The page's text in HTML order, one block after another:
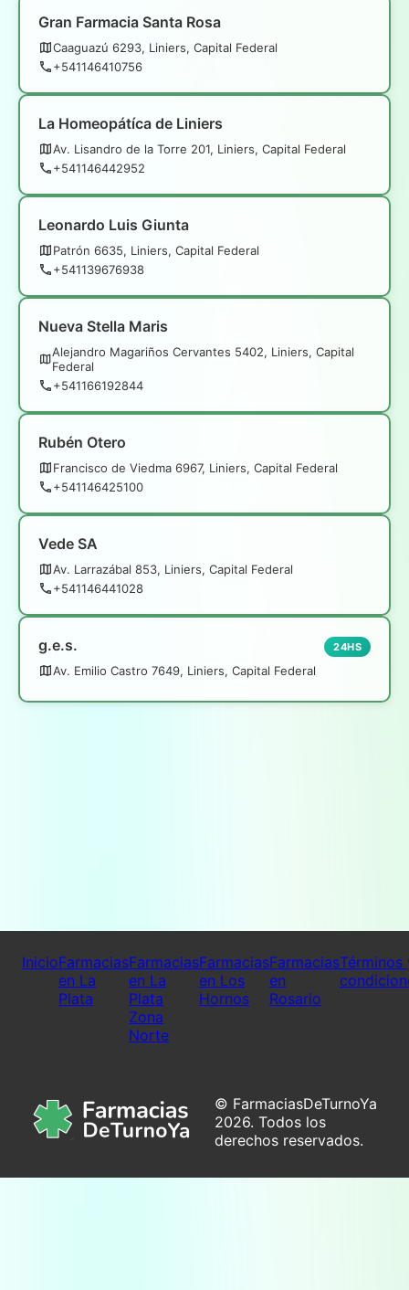
Gran Farmacia Santa Rosa
Caaguazú 6293, Liniers, Capital Federal
+541146410756
La Homeopátíca de Liniers
Av. Lisandro de la Torre 201, Liniers, Capital Federal
+541146442952
Leonardo Luis Giunta
Patrón 6635, Liniers, Capital Federal
+541139676938
Nueva Stella Maris
Alejandro Magariños Cervantes 5402, Liniers, Capital
Federal
+541166192844
Rubén Otero
Francisco de Viedma 6967, Liniers, Capital Federal
+541146425100
Vede SA
Av. Larrazábal 853, Liniers, Capital Federal
+541146441028
g.e.s.
Av. Emilio Castro 7649, Liniers, Capital Federal
24HS
InicioFarmacias
en La
Plata
Farmacias
en La
Plata
Zona
Norte
Farmacias
en Los
Hornos
Farmacias
en
Rosario
Términos
© FarmaciasDeTurnoYa
2026. Todos los
derechos reservados.